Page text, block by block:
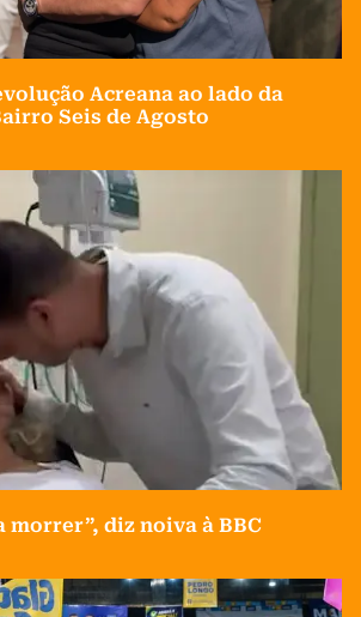
Acreana ao lado da
Seis de Agosto
morrer”, diz noiva à BBC